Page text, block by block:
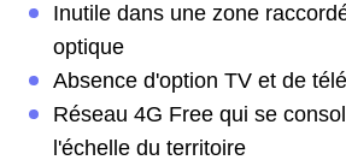
Inutile dans une zone
optique
Absence d'option TV et de
Réseau 4G Free qui se
l'échelle du territoire